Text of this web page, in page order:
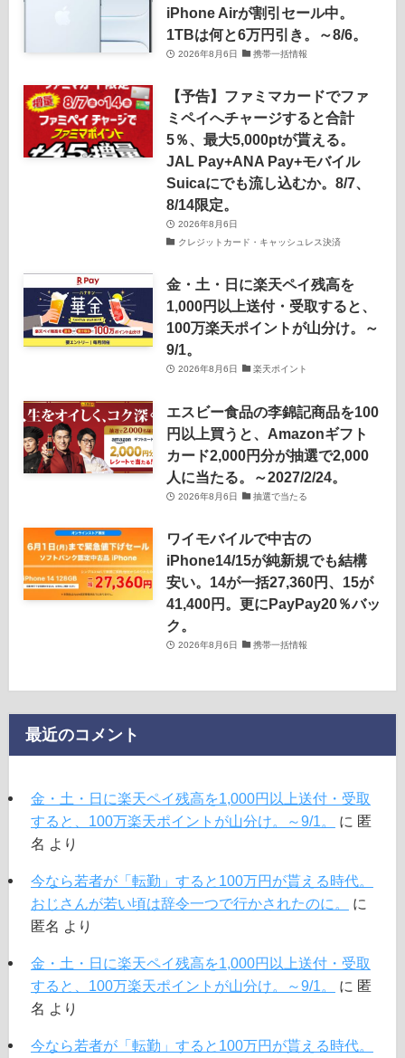
iPhone Airが割引セール中。
1TBは何と6万円引き。～8/6。
2026年8月6日 携帯一括情報
【予告】ファミマカードでファ
ミペイへチャージすると合計
5％、最大5,000ptが貰える。
JAL Pay+ANA Pay+モバイル
Suicaにでも流し込むか。8/7、
8/14限定。
2026年8月6日
クレジットカード・キャッシュレス決済
金・土・日に楽天ペイ残高を
1,000円以上送付・受取すると、
100万楽天ポイントが山分け。～
9/1。
2026年8月6日 楽天ポイント
エスビー食品の李錦記商品を100
円以上買うと、Amazonギフト
カード2,000円分が抽選で2,000
人に当たる。～2027/2/24。
2026年8月6日 抽選で当たる
ワイモバイルで中古の
iPhone14/15が純新規でも結構
安い。14が一括27,360円、15が
41,400円。更にPayPay20％バッ
ク。
2026年8月6日 携帯一括情報
最近のコメント
金・土・日に楽天ペイ残高を1,000円以上送付・受取
すると、100万楽天ポイントが山分け。～9/1。
に 匿
名 より
今なら若者が「転勤」すると100万円が貰える時代。
おじさんが若い頃は辞令一つで行かされたのに。
に
匿名 より
金・土・日に楽天ペイ残高を1,000円以上送付・受取
すると、100万楽天ポイントが山分け。～9/1。
に 匿
名 より
今なら若者が「転勤」すると100万円が貰える時代。